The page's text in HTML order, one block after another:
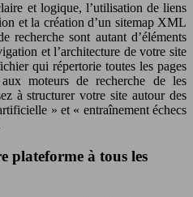
et logique, l’utilisation de liens
et la création d’un sitemap XML
recherche sont autant d’éléments
et l’architecture de votre site
qui répertorie toutes les pages
moteurs de recherche de les
à structurer votre site autour des
» et « entraînement échecs
plateforme à tous les